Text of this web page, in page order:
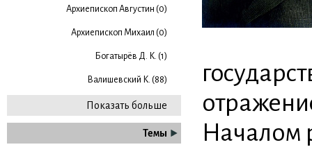
Архиепископ Августин (0)
Архиепископ Михаил (0)
Богатырёв Д. К. (1)
Валишевский К. (88)
Показать больше
Темы
Началом